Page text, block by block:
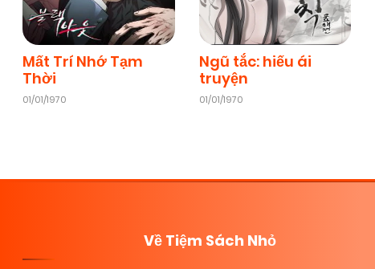
Mất Trí Nhớ Tạm
Thời
01/01/1970
Ngũ tắc: hiếu ái
truyện
01/01/1970
Về Tiệm Sách Nhỏ